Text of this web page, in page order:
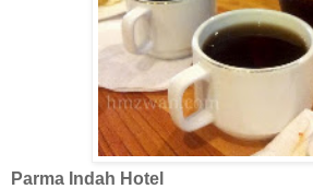
Parma Indah Hotel